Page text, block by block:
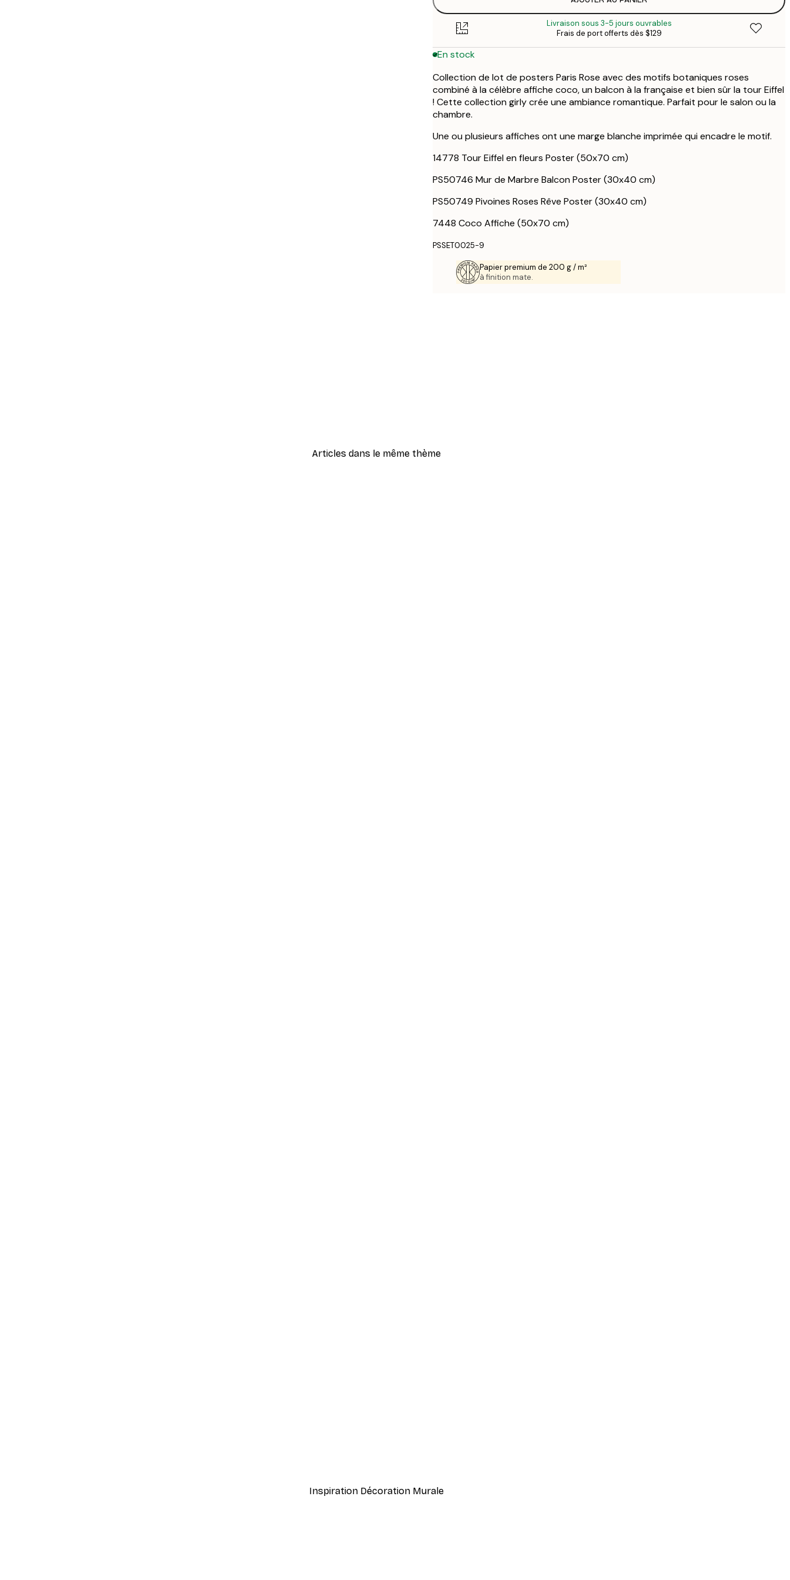
Livraison sous 3-5 jours ouvrables
Frais de port offerts dès $129
En stock
Collection de lot de posters Paris Rose avec des motifs botaniques roses
combiné à la célèbre affiche coco, un balcon à la française et bien sûr la tour Eiffel
! Cette collection girly crée une ambiance romantique. Parfait pour le salon ou la
chambre.
Une ou plusieurs affiches ont une marge blanche imprimée qui encadre le motif.
14778 Tour Eiffel en fleurs Poster (50x70 cm)
PS50746 Mur de Marbre Balcon Poster (30x40 cm)
PS50749 Pivoines Roses Rêve Poster (30x40 cm)
7448 Coco Affiche (50x70 cm)
PSSET0025-9
Papier premium de 200 g / m²
à finition mate.
Articles dans le même thème
Inspiration Décoration Murale